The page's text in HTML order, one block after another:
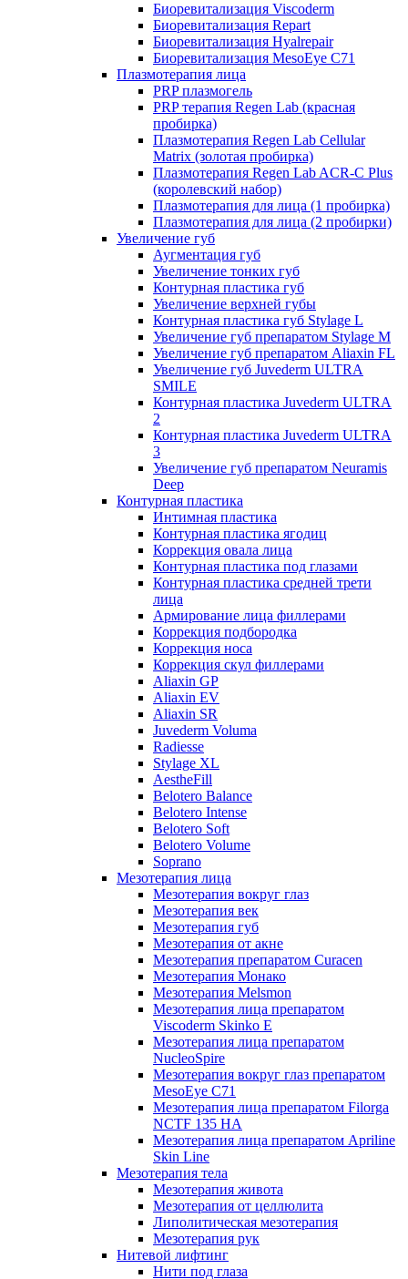
Биоревитализация Viscoderm
Биоревитализация Repart
Биоревитализация Hyalrepair
Биоревитализация MesoEye C71
Плазмотерапия лица
PRP плазмогель
PRP терапия Regen Lab (красная
пробирка)
Плазмотерапия Regen Lab Cellular
Matrix (золотая пробирка)
Плазмотерапия Regen Lab ACR-C Plus
(королевский набор)
Плазмотерапия для лица (1 пробирка)
Плазмотерапия для лица (2 пробирки)
Увеличение губ
Аугментация губ
Увеличение тонких губ
Контурная пластика губ
Увеличение верхней губы
Контурная пластика губ Stylage L
Увеличение губ препаратом Stylage M
Увеличение губ препаратом Aliaxin FL
Увеличение губ Juvederm ULTRA
SMILE
Контурная пластика Juvederm ULTRA
2
Контурная пластика Juvederm ULTRA
3
Увеличение губ препаратом Neuramis
Deep
Контурная пластика
Интимная пластика
Контурная пластика ягодиц
Коррекция овала лица
Контурная пластика под глазами
Контурная пластика средней трети
лица
Армирование лица филлерами
Коррекция подбородка
Коррекция носа
Коррекция скул филлерами
Aliaxin GP
Aliaxin EV
Aliaxin SR
Juvederm Voluma
Radiesse
Stylage XL
AestheFill
Belotero Balance
Belotero Intense
Belotero Soft
Belotero Volume
Soprano
Мезотерапия лица
Мезотерапия вокруг глаз
Мезотерапия век
Мезотерапия губ
Мезотерапия от акне
Мезотерапия препаратом Curacen
Мезотерапия Монако
Мезотерапия Melsmon
Мезотерапия лица препаратом
Viscoderm Skinko E
Мезотерапия лица препаратом
NucleoSpire
Мезотерапия вокруг глаз препаратом
MesoEye С71
Мезотерапия лица препаратом Filorga
NCTF 135 HA
Мезотерапия лица препаратом Apriline
Skin Line
Мезотерапия тела
Мезотерапия живота
Мезотерапия от целлюлита
Липолитическая мезотерапия
Мезотерапия рук
Нитевой лифтинг
Нити под глаза